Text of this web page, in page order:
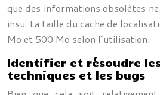
que des informations obsolètes
insu. La taille du cache de
Mo et 500 Mo selon l’utilisation.
Identifier et résoudre
techniques et les bugs